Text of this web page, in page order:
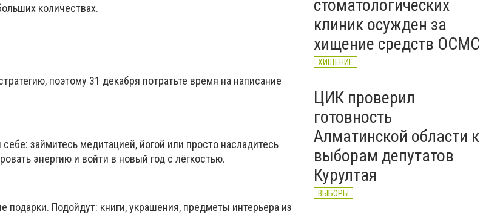
количествах.
поэтому 31 декабря потратьте время на написание
займитесь медитацией, йогой или просто насладитесь
энергию и войти в новый год с лёгкостью.
подарки. Подойдут: книги, украшения, предметы интерьера из
стоматологических
клиник осужден за
хищение средств ОСМС
ХИЩЕНИЕ
ЦИК проверил
готовность
Алматинской области к
выборам депутатов
Курултая
ВЫБОРЫ